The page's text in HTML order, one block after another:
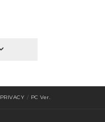
PRIVACY / PC Ver.